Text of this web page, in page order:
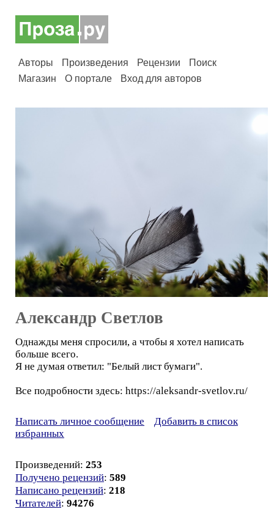
Авторы Произведения Рецензии
Поиск
Магазин
О портале Вход для авторов
Александр Светлов
Однажды меня спросили, а чтобы я хотел написать
больше всего.
Я не думая ответил: "Белый лист бумаги".
Все подробности здесь: https://aleksandr-svetlov.ru/
Написать личное сообщение
Добавить в список
избранных
Произведений: 253
Получено рецензий: 589
Написано рецензий: 218
Читателей: 94276